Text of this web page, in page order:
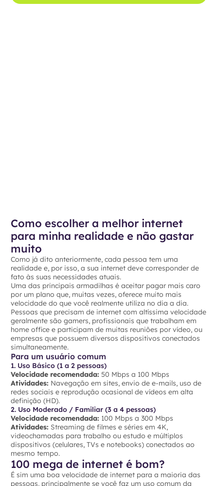
Como escolher a melhor internet
para minha realidade e não gastar
muito
Como já dito anteriormente, cada pessoa tem uma
realidade e, por isso, a sua internet deve corresponder de
fato às suas necessidades atuais.
Uma das principais armadilhas é aceitar pagar mais caro
por um plano que, muitas vezes, oferece muito mais
velocidade do que você realmente utiliza no dia a dia.
Pessoas que precisam de internet com altíssima velocidade
geralmente são gamers, profissionais que trabalham em
home office e participam de muitas reuniões por vídeo, ou
empresas que possuem diversos dispositivos conectados
simultaneamente.
Para um usuário comum
1. Uso Básico (1 a 2 pessoas)
Velocidade recomendada: 50 Mbps a 100 Mbps
Atividades: Navegação em sites, envio de e-mails, uso de
redes sociais e reprodução ocasional de vídeos em alta
definição (HD).
2. Uso Moderado / Familiar (3 a 4 pessoas)
Velocidade recomendada: 100 Mbps a 300 Mbps
Atividades: Streaming de filmes e séries em 4K,
videochamadas para trabalho ou estudo e múltiplos
dispositivos (celulares, TVs e notebooks) conectados ao
mesmo tempo.
100 mega de internet é bom?
É sim uma boa velocidade de internet para a maioria das
pessoas, principalmente se você faz um uso comum da